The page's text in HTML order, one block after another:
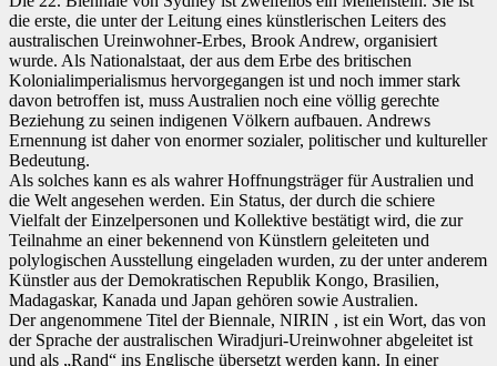
die erste, die unter der Leitung eines künstlerischen Leiters des
australischen Ureinwohner-Erbes, Brook Andrew, organisiert
wurde. Als Nationalstaat, der aus dem Erbe des britischen
Kolonialimperialismus hervorgegangen ist und noch immer stark
davon betroffen ist, muss Australien noch eine völlig gerechte
Beziehung zu seinen indigenen Völkern aufbauen. Andrews
Ernennung ist daher von enormer sozialer, politischer und kultureller
Bedeutung.
Als solches kann es als wahrer Hoffnungsträger für Australien und
die Welt angesehen werden. Ein Status, der durch die schiere
Vielfalt der Einzelpersonen und Kollektive bestätigt wird, die zur
Teilnahme an einer bekennend von Künstlern geleiteten und
polylogischen Ausstellung eingeladen wurden, zu der unter anderem
Künstler aus der Demokratischen Republik Kongo, Brasilien,
Madagaskar, Kanada und Japan gehören sowie Australien.
Der angenommene Titel der Biennale, NIRIN , ist ein Wort, das von
der Sprache der australischen Wiradjuri-Ureinwohner abgeleitet ist
und als „Rand“ ins Englische übersetzt werden kann. In einer